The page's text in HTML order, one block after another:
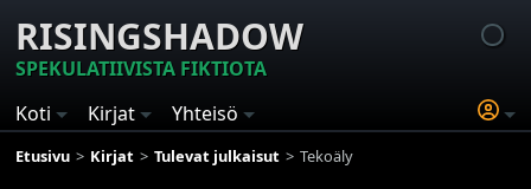
RISINGSHADOW
SPEKULATIIVISTA FIKTIOTA
Koti
Kirjat Yhteisö
Etusivu Kirjat Tulevat julkaisut Tekoäly